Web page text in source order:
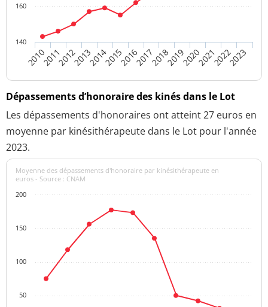
20102011201220132014201520162017201820192020202120222023
140
160
Dépassements d’honoraire des kinés dans le Lot
Les dépassements d'honoraires ont atteint 27 euros en
moyenne par kinésithérapeute dans le Lot pour l'année
2023.
Moyenne des dépassements d'honoraire par kinésithérapeute en
euros - Source : CNAM
50
100
150
200